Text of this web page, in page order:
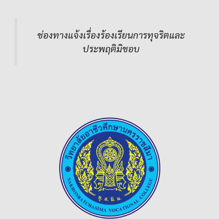
ช่องทางแจ้งเรื่องร้องเรียนการทุจริตและ
ประพฤติมิชอบ